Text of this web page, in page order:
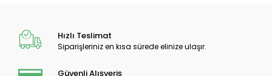
Hızlı Teslimat
Siparişleriniz en kısa sürede elinize ulaşır.
Güvenli Alışveriş